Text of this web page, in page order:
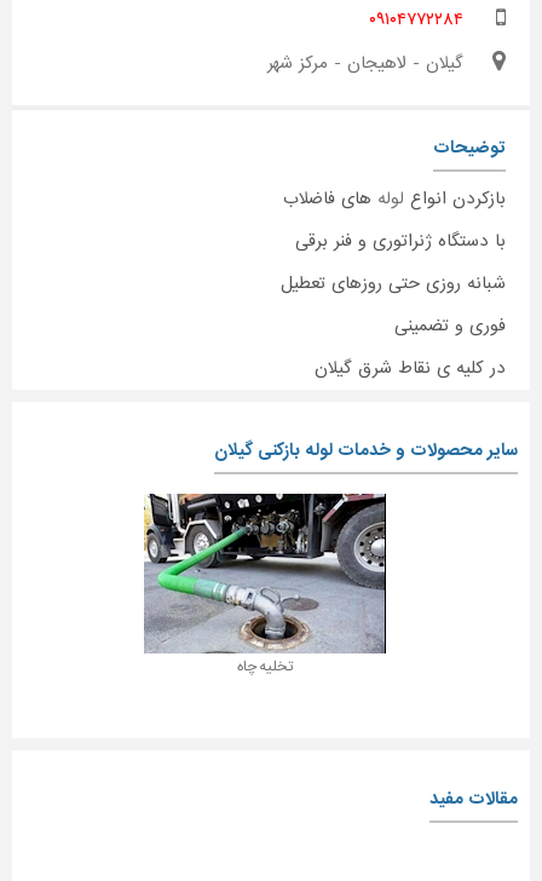
۰۹۱۰۴۷۷۲۲۸۴
گیلان - لاهیجان - مرکز شهر
توضیحات
بازکردن انواع لوله های فاضلاب
با دستگاه ژنراتوری و فنر برقی
شبانه روزی حتی روزهای تعطیل
فوری و تضمینی
در کلیه ی نقاط شرق گیلان
سایر محصولات و خدمات لوله بازکنی گیلان
تخلیه چاه
مقالات مفید